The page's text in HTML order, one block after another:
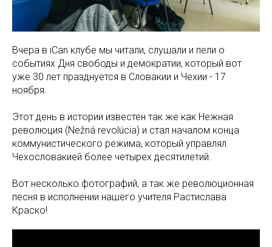
Вчера в iCan клубе мы читали, слушали и пели о
событиях Дня свободы и демократии, который вот
уже 30 лет празднуется в Словакии и Чехии - 17
ноября.
Этот день в истории известен так же как Нежная
революция (Nežná revolúcia) и стал началом конца
коммунистического режима, который управлял
Чехословакией более четырех десятилетий.
Вот несколько фотографий, а так же революционная
песня в исполнении нашего учителя Растислава
Краско!